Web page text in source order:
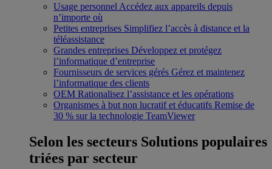
Usage personnel Accédez aux appareils depuis
n’importe où
Petites entreprises Simplifiez l’accès à distance et la
téléassistance
Grandes entreprises Développez et protégez
l’informatique d’entreprise
Fournisseurs de services gérés Gérez et maintenez
l’informatique des clients
OEM Rationalisez l’assistance et les opérations
Organismes à but non lucratif et éducatifs Remise de
30 % sur la technologie TeamViewer
Selon les secteurs Solutions populaires
triées par secteur